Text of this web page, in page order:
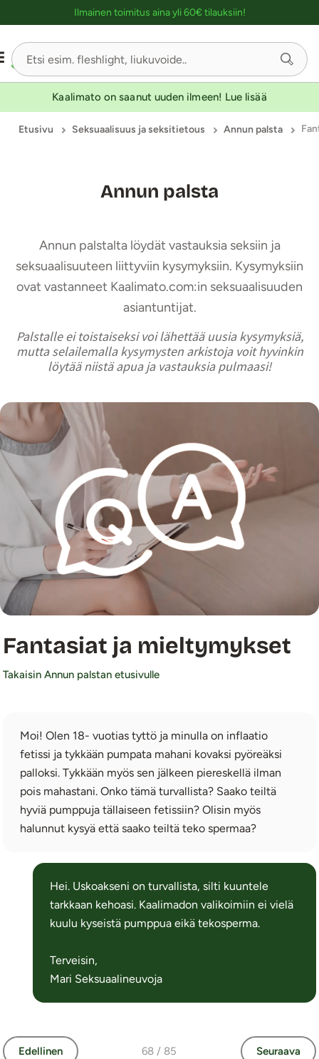
Ilmainen toimitus aina yli 60€ tilauksiin!
Kaalimato on saanut uuden ilmeen! Lue lisää
Etusivu Seksuaalisuus ja seksitietous Annun palsta
Annun palsta
Annun palstalta löydät vastauksia seksiin ja
seksuaalisuuteen liittyviin kysymyksiin. Kysymyksiin
ovat vastanneet Kaalimato.com:in seksuaalisuuden
asiantuntijat.
Palstalle ei toistaiseksi voi lähettää uusia kysymyksiä,
mutta selailemalla kysymysten arkistoja voit hyvinkin
löytää niistä apua ja vastauksia pulmaasi!
Fantasiat ja mieltymykset
Takaisin Annun palstan etusivulle
Moi! Olen 18- vuotias tyttö ja minulla on inflaatio
fetissi ja tykkään pumpata mahani kovaksi pyöreäksi
palloksi. Tykkään myös sen jälkeen piereskellä ilman
pois mahastani. Onko tämä turvallista? Saako teiltä
hyviä pumppuja tällaiseen fetissiin? Olisin myös
halunnut kysyä että saako teiltä teko spermaa?
Hei. Uskoakseni on turvallista, silti kuuntele
tarkkaan kehoasi. Kaalimadon valikoimiin ei vielä
kuulu kyseistä pumppua eikä tekosperma.
Terveisin,
Mari Seksuaalineuvoja
Edellinen 68 / 85 Seuraava